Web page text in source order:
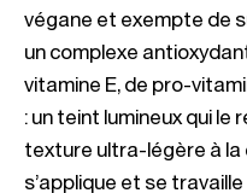
végane et exempte de
un complexe
vitamine E, de pro-
: un teint lumineux qui
texture ultra-légère à la
s’applique et se